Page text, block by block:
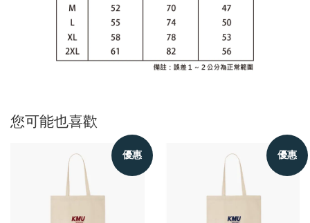
您可能也喜歡
優惠 優惠